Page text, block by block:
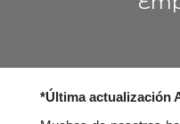
*Última actualización